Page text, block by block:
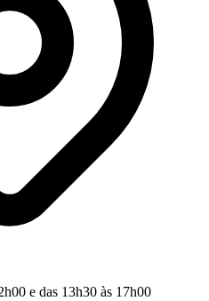
e das 13h30 às 17h00